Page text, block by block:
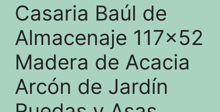
Casaria Baúl de
Almacenaje 117×52
Madera de Acacia
Arcón de Jardín